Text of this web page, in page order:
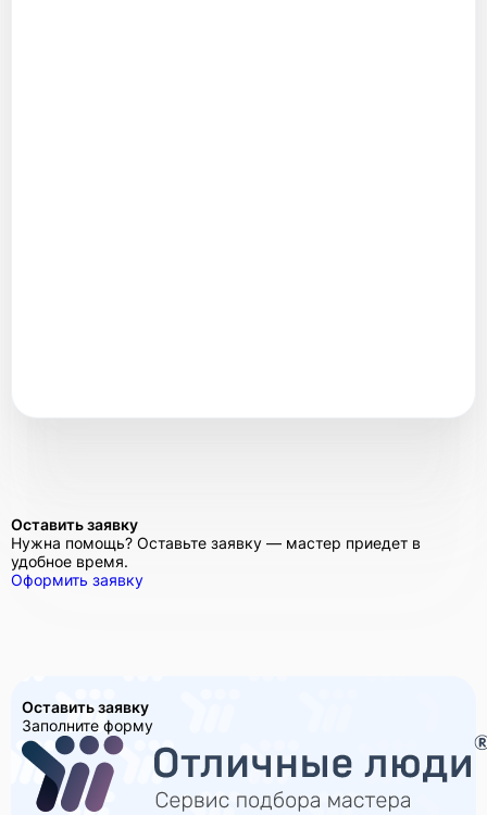
Оставить заявку
Нужна помощь? Оставьте заявку — мастер приедет в
удобное время.
Оформить заявку
Оставить заявку
Заполните форму